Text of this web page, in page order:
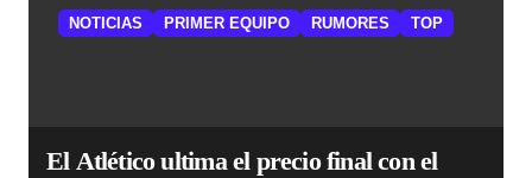
NOTICIAS PRIMER EQUIPO RUMORES TOP
El Atlético ultima el precio final con el